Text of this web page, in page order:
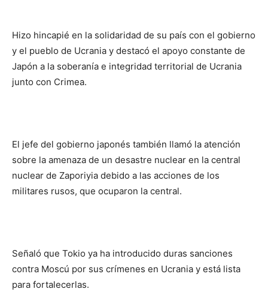
Hizo hincapié en la solidaridad de su país con el gobierno
y el pueblo de Ucrania y destacó el apoyo constante de
Japón a la soberanía e integridad territorial de Ucrania
junto con Crimea.
El jefe del gobierno japonés también llamó la atención
sobre la amenaza de un desastre nuclear en la central
nuclear de Zaporiyia debido a las acciones de los
militares rusos, que ocuparon la central.
Señaló que Tokio ya ha introducido duras sanciones
contra Moscú por sus crímenes en Ucrania y está lista
para fortalecerlas.